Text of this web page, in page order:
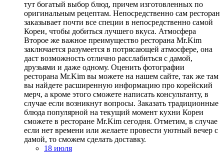
тут богатый выбор блюд, причем изготовленных по
оригинальным рецептам. Непосредственно сам ресторан
заказывает почти все специи в непосредственно самой
Кореи, чтобы добиться лучшего вкуса. Атмосфера
Второе же важное преимущество ресторана Mr.Kim
заключается разумеется в потрясающей атмосфере, она
даст возможность отлично расслабиться с дамой,
друзьями и даже одному. Оценить фотографии
ресторана Mr.Kim вы можете на нашем сайте, так же там
вы найдете расширенную информацию про корейский
мерч, а кроме этого сможете написать консультанту, в
случае если возникнут вопросы. Заказать традиционные
блюда популярной на текущий момент кухни Кореи
сможете в ресторане Mr.Kim сегодня. Отметим, в случае
если нет времени или желаете провести уютный вечер с
дамой, то сможем сделать доставку.
18 июля